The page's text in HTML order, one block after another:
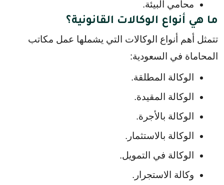
محامي البيئة.
ما هي أنواع الوكالات القانونية؟
المحاماة في السعودية:
الوكالة المطلقة.
الوكالة المقيدة.
الوكالة بالأجرة.
الوكالة بالاستثمار.
الوكالة في التمويل.
وكالة الاستجرار.